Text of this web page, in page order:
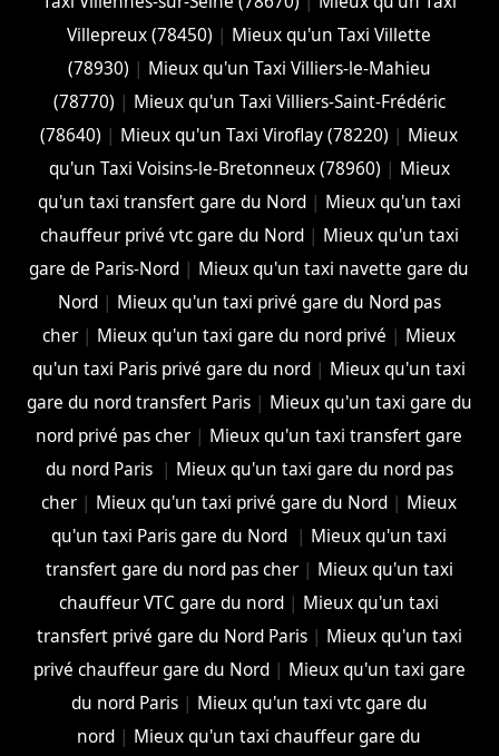
Villepreux (78450) | Mieux qu'un Taxi Villette
(78930) | Mieux qu'un Taxi Villiers-le-Mahieu
(78770) | Mieux qu'un Taxi Villiers-Saint-Frédéric
(78640) | Mieux qu'un Taxi Viroflay (78220) | Mieux
qu'un Taxi Voisins-le-Bretonneux (78960) | Mieux
qu'un taxi transfert gare du Nord| Mieux qu'un taxi
chauffeur privé vtc gare du Nord| Mieux qu'un taxi
gare de Paris-Nord | Mieux qu'un taxi navette gare du
Nord| Mieux qu'un taxi privé gare du Nord pas
cher | Mieux qu'un taxi gare du nord privé | Mieux
qu'un taxi Paris privé gare du nord | Mieux qu'un taxi
gare du nord transfert Paris| Mieux qu'un taxi gare du
nord privé pas cher | Mieux qu'un taxi transfert gare
du nord Paris | Mieux qu'un taxi gare du nord pas
cher | Mieux qu'un taxi privé gare du Nord | Mieux
qu'un taxi Paris gare du Nord | Mieux qu'un taxi
transfert gare du nord pas cher| Mieux qu'un taxi
chauffeur VTC gare du nord | Mieux qu'un taxi
transfert privé gare du Nord Paris| Mieux qu'un taxi
privé chauffeur gare du Nord| Mieux qu'un taxi gare
du nord Paris| Mieux qu'un taxi vtc gare du
nord | Mieux qu'un taxi chauffeur gare du